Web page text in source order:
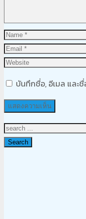
บันทึกชื่อ, อีเมล และ
Search